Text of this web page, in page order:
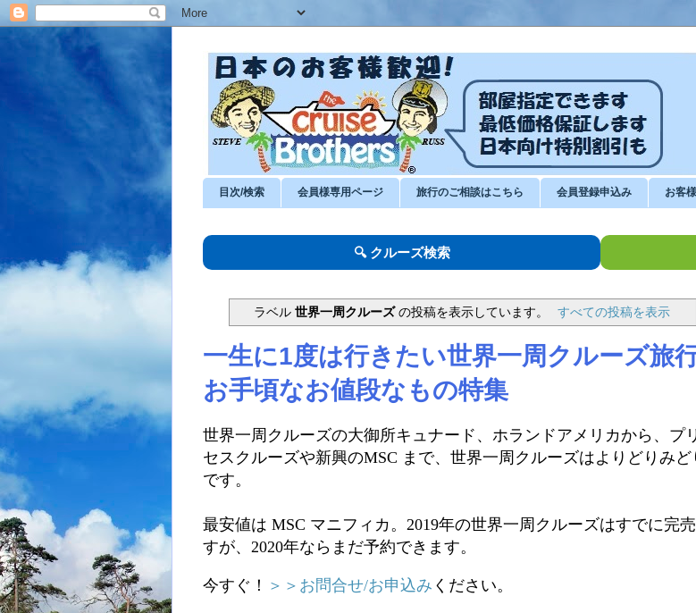
目次/検索 会員様専用ページ 旅行のご相談はこちら 会員登録申込み お客
🔍 クルーズ検索
ラベル世界一周クルーズの投稿を表示しています。 すべての投稿を表示
一生に1度は行きたい世界一周クルーズ旅
お手頃なお値段なもの特集
世界一周クルーズの大御所キュナード、ホランドアメリカから、プ
セスクルーズや新興のMSC まで、世界一周クルーズはよりどりみど
です。
最安値は MSC マニフィカ。2019年の世界一周クルーズはすでに完
すが、2020年ならまだ予約できます。
今すぐ！ ＞＞お問合せ/お申込み ください。